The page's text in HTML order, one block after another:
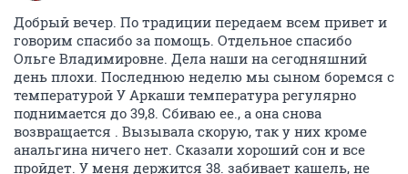
Добрый вечер. По традиции передаем всем привет и
говорим спасибо за помощь. Отдельное спасибо
Ольге Владимировне. Дела наши на сегодняшний
день плохи. Последнюю неделю мы сыном боремся с
температурой У Аркаши температура регулярно
поднимается до 39,8. Сбиваю ее., а она снова
возвращается . Вызывала скорую, так у них кроме
анальгина ничего нет. Сказали хороший сон и все
пройдет. У меня держится 38. забивает кашель, не